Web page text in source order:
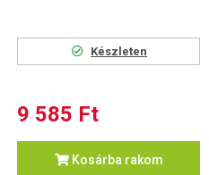
Készleten
9 585 Ft
Kosárba rakom